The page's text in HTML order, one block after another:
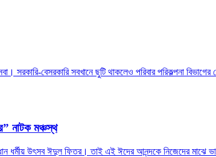
সরকারি-বেসরকারি সবখানে ছুটি থাকলেও পরিবার পরিকল্পনা
নাটক মঞ্চস্থ
ধর্মীয় উৎসব ঈদুল ফিতর। তাই এই ঈদের আনন্দকে নিজেদের মাঝে